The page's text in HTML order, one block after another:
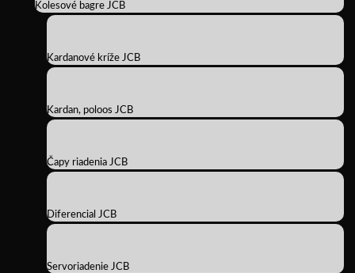
Kolesové bagre JCB
Kardanové kríže JCB
Kardan, poloos JCB
Čapy riadenia JCB
Diferencial JCB
Servoriadenie JCB